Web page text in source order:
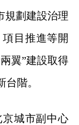
規劃建設治理
目推進等開
翼”建設取得
階。
城市副中心